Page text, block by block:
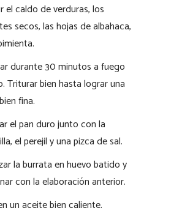
el caldo de verduras, los
secos, las hojas de albahaca,
durante 30 minutos a fuego
Triturar bien hasta lograr una
fina.
el pan duro junto con la
el perejil y una pizca de sal.
la burrata en huevo batido y
con la elaboración anterior.
un aceite bien caliente.